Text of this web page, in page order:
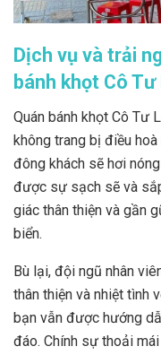
Dịch vụ và trải
bánh khọt Cô Tư
Quán bánh khọt Cô Tư
không trang bị điều
đông khách sẽ hơi
được sự sạch sẽ và
giác thân thiện và gần
biển.
Bù lại, đội ngũ nhân
thân thiện và nhiệt tình
bạn vẫn được hướng
đáo. Chính sự thoải